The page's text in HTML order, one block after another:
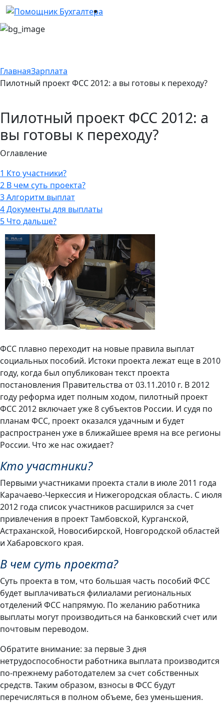
ГлавнаяЗарплата
Пилотный проект ФСС 2012: а вы готовы к переходу?
Пилотный проект ФСС 2012: а
вы готовы к переходу?
Оглавление
1 Кто участники?
2 В чем суть проекта?
3Алгоритм выплат
4Документы для выплаты
5 Что дальше?
ФСС плавно переходит на новые правила выплат
социальных пособий. Истоки проекта лежат еще в 2010
году, когда был опубликован текст проекта
постановления Правительства от 03.11.2010 г. В 2012
году реформа идет полным ходом, пилотный проект
ФСС 2012 включает уже 8 субъектов России. И судя по
планам ФСС, проект оказался удачным и будет
распространен уже в ближайшее время на все регионы
России. Что же нас ожидает?
Кто участники?
Первыми участниками проекта стали в июле 2011 года
Карачаево-Черкессия и Нижегородская область. С июля
2012 года список участников расширился за счет
привлечения в проект Тамбовской, Курганской,
Астраханской, Новосибирской, Новгородской областей
и Хабаровского края.
В чем суть проекта?
Суть проекта в том, что большая часть пособий ФСС
будет выплачиваться филиалами региональных
отделений ФСС напрямую. По желанию работника
выплаты могут производиться на банковский счет или
почтовым переводом.
Обратите внимание: за первые 3 дня
нетрудоспособности работника выплата производится
по-прежнему работодателем за счет собственных
средств. Таким образом, взносы в ФСС будут
перечисляться в полном объеме, без уменьшения.